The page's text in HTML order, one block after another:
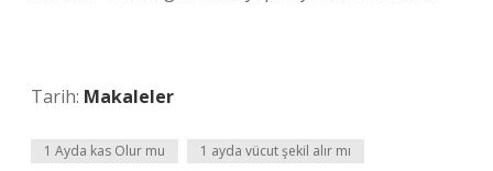
Tarih: Makaleler
1 Ayda kas Olur mu 1 ayda vücut şekil alır mı